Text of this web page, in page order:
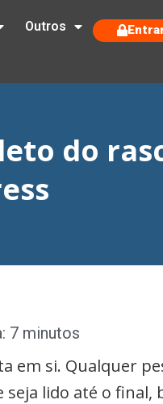
Outros
do
7 minutos
em si. Qualquer
lido até o final,